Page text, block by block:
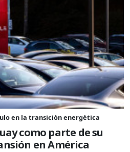
en la transición energética
como parte de su
en América